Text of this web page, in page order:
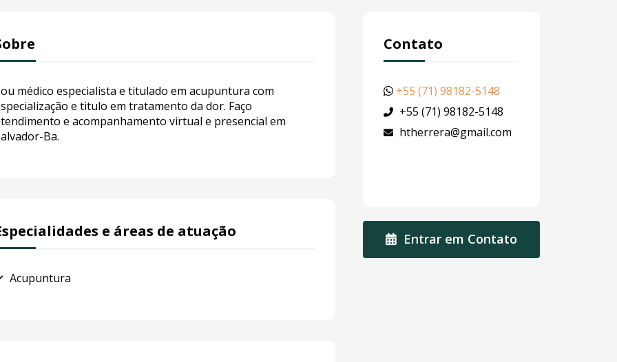
médico especialista e titulado em acupuntura com
e titulo em tratamento da dor. Faço
e acompanhamento virtual e presencial em
Ba.
e áreas de atuação
Acupuntura
Contato
+55 (71) 98182-5148
+55 (71) 98182-5148
htherrera@gmail.com
Entrar em Contato